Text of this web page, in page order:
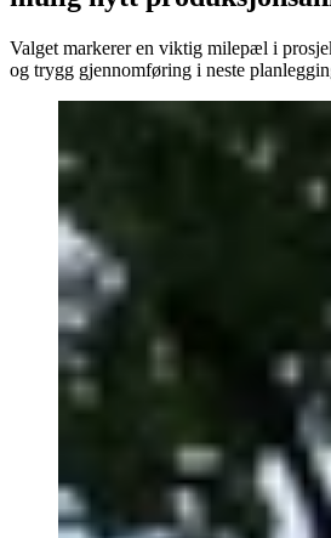
Valget markerer en viktig milepæl i
og trygg gjennomføring i neste